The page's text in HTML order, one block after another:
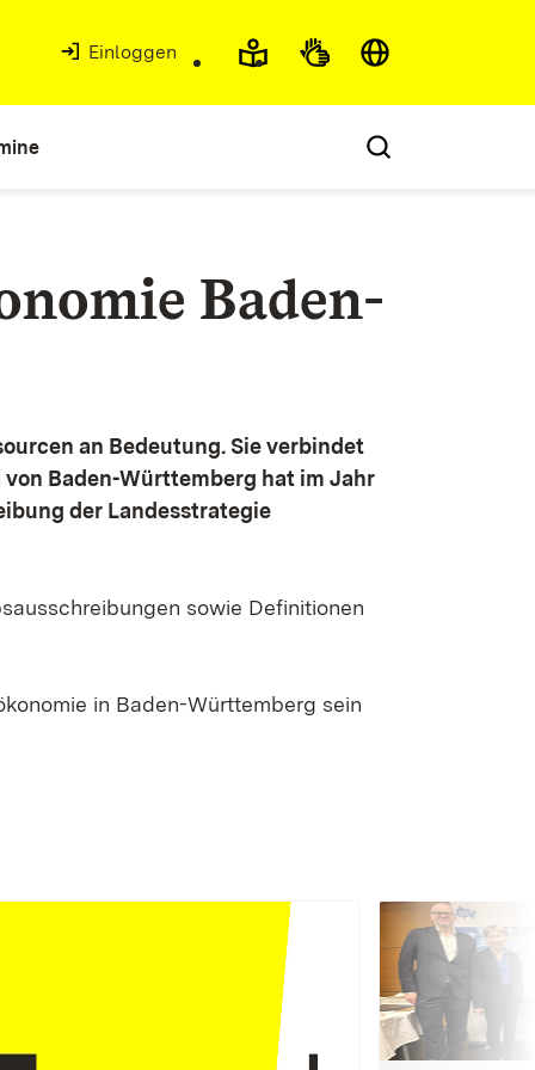
Einloggen
Baden-
an Bedeutung. Sie verbindet
Baden-Württemberg hat im Jahr
der Landesstrategie
sowie Definitionen
in Baden-Württemberg sein